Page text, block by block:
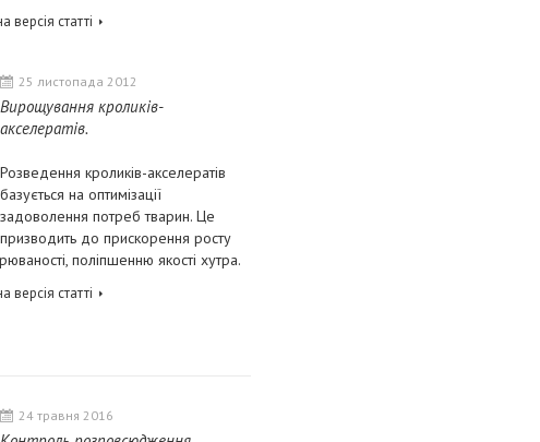
версія статті
25 листопада 2012
Вирощування кроликів-
акселератів.
Розведення кроликів-акселератів
базується на оптимізації
задоволення потреб тварин. Це
призводить до прискорення росту
поліпшенню якості хутра.
версія статті
24 травня 2016